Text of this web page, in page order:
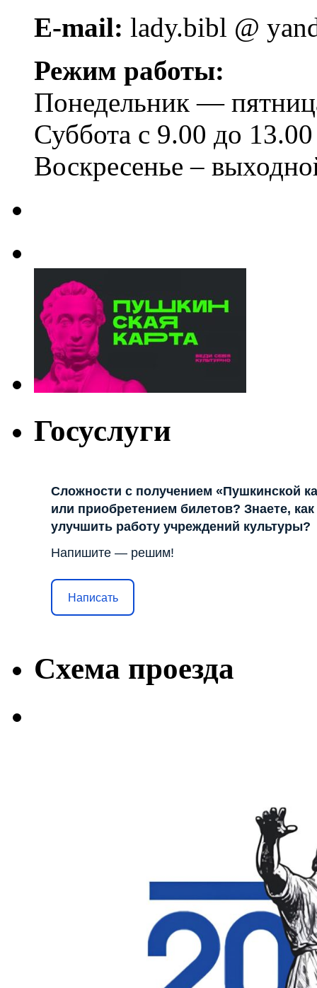
E-mail: lady.bibl @
Режим работы:
Понедельник —
Суббота с 9.00 до 13.00
Воскресенье –
Госуслуги
Сложности с получением «Пушкинской
или приобретением билетов? Знаете, как
улучшить работу учреждений культуры?
Напишите — решим!
Написать
Схема проезда